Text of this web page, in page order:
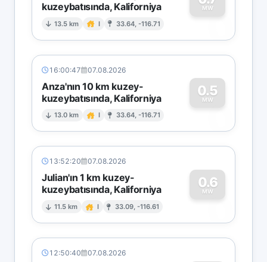
kuzeybatısında, Kaliforniya
13.5 km I 33.64, -116.71
MW
0
16:00:47 07.08.2026
Anza'nın 10 km kuzey-
kuzeybatısında, Kaliforniya
13.0 km I 33.64, -116.71
0.5
MW
0
13:52:20 07.08.2026
Julian'ın 1 km kuzey-
kuzeybatısında, Kaliforniya
11.5 km I 33.09, -116.61
0.6
MW
0
12:50:40 07.08.2026